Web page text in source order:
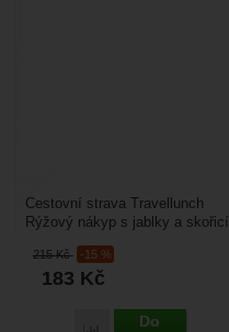
215Kč -15 %
183 Kč
Do
Cestovní strava Travellunch
Rýžový nákyp s jablky a skořicí
Simpert-Reiter vám...